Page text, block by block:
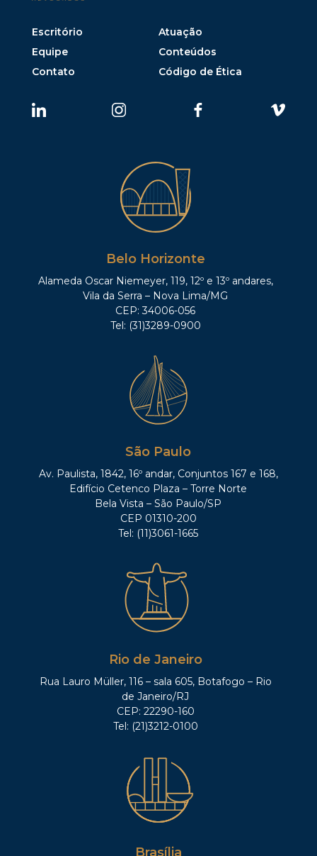
Escritório
Atuação
Equipe
Conteúdos
Contato
Código de Ética
Belo Horizonte
Alameda Oscar Niemeyer, 119, 12º e 13º andares,
Vila da Serra – Nova Lima/MG
CEP: 34006-056
Tel: (31)3289-0900
São Paulo
Av. Paulista, 1842, 16º andar, Conjuntos 167 e 168,
Edifício Cetenco Plaza – Torre Norte
Bela Vista – São Paulo/SP
CEP 01310-200
Tel: (11)3061-1665
Rio de Janeiro
Rua Lauro Müller, 116 – sala 605, Botafogo – Rio
de Janeiro/RJ
CEP: 22290-160
Tel: (21)3212-0100
Brasília